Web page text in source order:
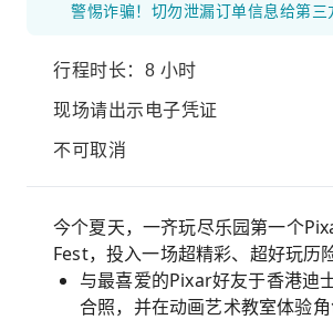
行程时长：8 小时
现场请出示电子凭证
不可取消
今个夏天，一齐玩尽乐园第一个
Fest，投入一场超精彩、超好玩历险
与最喜爱的Pixar好友于香港迪
合照，并在动画艺术教室体验